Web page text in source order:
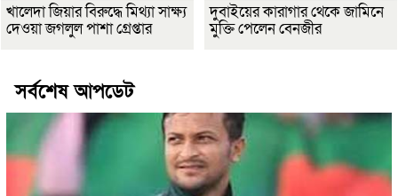
খালেদা জিয়ার বিরুদ্ধে মিথ্যা সাক্ষ্য
দেওয়া জগলুল পাশা গ্রেপ্তার
দুবাইয়ের কারাগার থেকে জামিনে
মুক্তি পেলেন বেনজীর
সর্বশেষ আপডেট